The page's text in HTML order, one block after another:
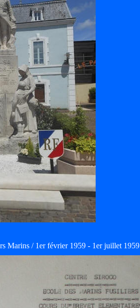
Marins / 1er février 1959 - 1er juillet 1959